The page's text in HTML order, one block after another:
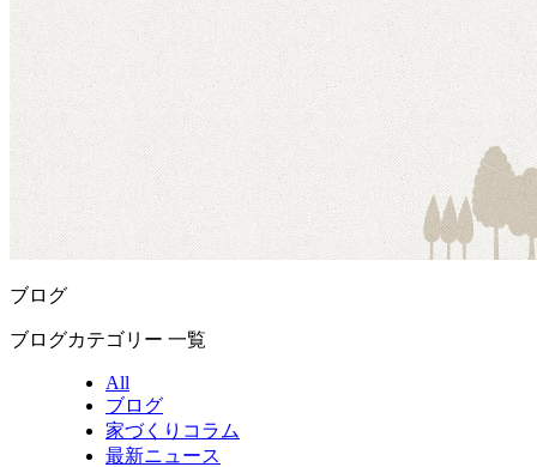
ブログ
ブログカテゴリー 一覧
All
ブログ
家づくりコラム
最新ニュース